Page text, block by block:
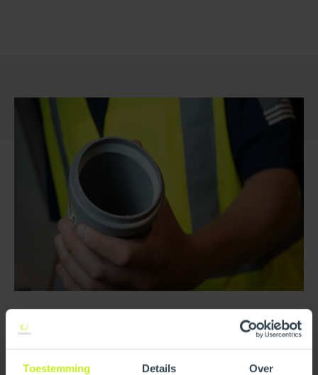
Toestemming Details Over
Need Help Choosing?
more information or need advice before ordering, just get